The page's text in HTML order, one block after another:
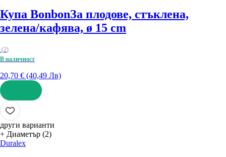
Купа BonbonЗа плодове, стъклена,
зелена/кафява, ø 15 cm
(2)
В наличност
20,70 € (40,49 Лв)
ДОБАВИ
други варианти
+ Диаметър (2)
Duralex